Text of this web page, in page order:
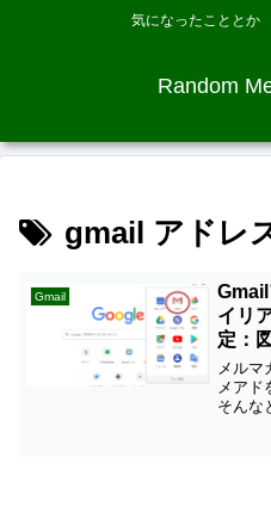
気になったこととか
Random
gmail アドレ
Gmail
イリ
定：
メルマ
メアド
そんな
ると